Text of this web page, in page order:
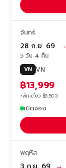
จันทร์
28 ก.ย. 69 →
5 วัน 4 คืน
VN VN
฿13,999
+พักเดี่ยว ฿3,500
เปิดจอง
พฤหัส